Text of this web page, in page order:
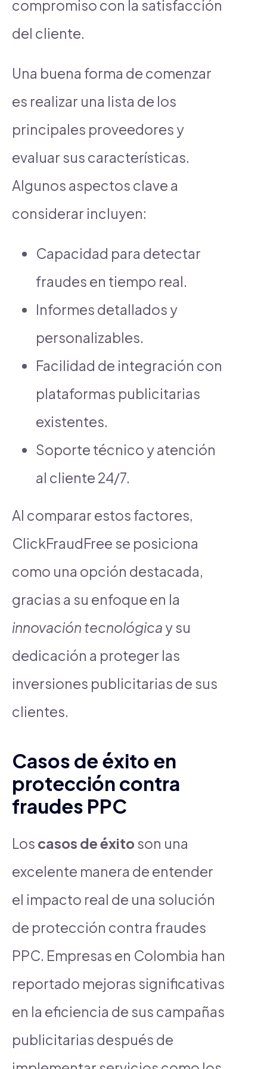
compromiso con la satisfacción
del cliente.
Una buena forma de comenzar
es realizar una lista de los
principales proveedores y
evaluar sus características.
Algunos aspectos clave a
considerar incluyen:
Capacidad para detectar
fraudes en tiempo real.
Informes detallados y
personalizables.
Facilidad de integración con
plataformas publicitarias
existentes.
Soporte técnico y atención
al cliente 24/7.
Al comparar estos factores,
ClickFraudFree se posiciona
como una opción destacada,
gracias a su enfoque en la
innovación tecnológica y su
dedicación a proteger las
inversiones publicitarias de sus
clientes.
Casos de éxito en
protección contra
fraudes PPC
Los casos de éxito son una
excelente manera de entender
el impacto real de una solución
de protección contra fraudes
PPC. Empresas en Colombia han
reportado mejoras significativas
en la eficiencia de sus campañas
publicitarias después de